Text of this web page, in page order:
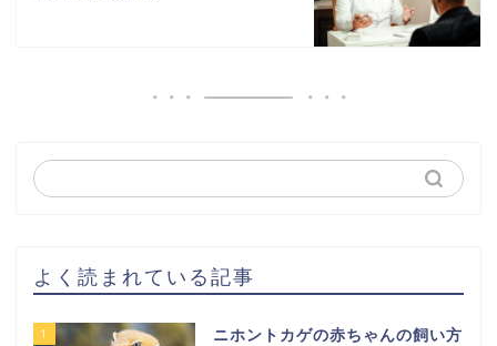
よく読まれている記事
1
ニホントカゲの赤ちゃんの飼い方